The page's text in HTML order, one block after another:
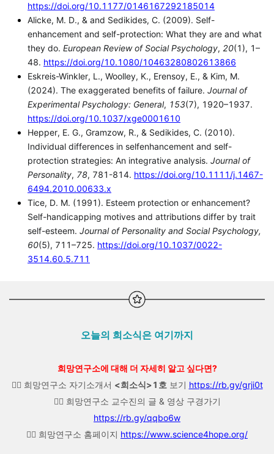
https://doi.org/10.1177/0146167292185014
Alicke, M. D., & and Sedikides, C. (2009). Self-
enhancement and self-protection: What they are and what
they do. European Review of Social Psychology, 20(1), 1–
48. https://doi.org/10.1080/10463280802613866
Eskreis-Winkler, L., Woolley, K., Erensoy, E., & Kim, M.
(2024). The exaggerated benefits of failure. Journal of
Experimental Psychology: General, 153(7), 1920–1937.
https://doi.org/10.1037/xge0001610
Hepper, E. G., Gramzow, R., & Sedikides, C. (2010).
Individual differences in selfenhancement and self-
protection strategies: An integrative analysis. Journal of
Personality, 78, 781-814. https://doi.org/10.1111/j.1467-
6494.2010.00633.x
Tice, D. M. (1991). Esteem protection or enhancement?
Self-handicapping motives and attributions differ by trait
self-esteem. Journal of Personality and Social Psychology,
60(5), 711–725. https://doi.org/10.1037/0022-
3514.60.5.711
오늘의 희소식은 여기까지
희망연구소에 대해 더 자세히 알고 싶다면?
👉🏼 희망연구소 자기소개서 <희소식>1호 보기 https://rb.gy/grji0t
👉🏼 희망연구소 교수진의 글 & 영상 구경가기
https://rb.gy/qqbo6w
👉🏼 희망연구소 홈페이지 https://www.science4hope.org/